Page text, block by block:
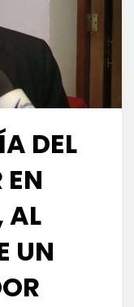
DEL
EN
AL
UN